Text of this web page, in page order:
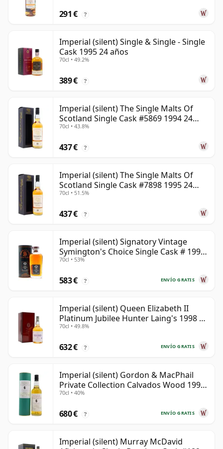
291 € ?
Imperial (silent) Single & Single - Single
Cask 1995 24 años
70cl • 49.2%
389 € ?
Imperial (silent) The Single Malts Of
Scotland Single Cask #5869 1994 24
años
70cl • 43.8%
437 € ?
Imperial (silent) The Single Malts Of
Scotland Single Cask #7898 1995 24
años
70cl • 51.5%
437 € ?
Imperial (silent) Signatory Vintage
Symington's Choice Single Cask # 1995
30 años
70cl • 53%
ENVÍO GRATIS
583 € ?
Imperial (silent) Queen Elizabeth II
Platinum Jubilee Hunter Laing's 1998 23
años
70cl • 49.8%
ENVÍO GRATIS
632 € ?
Imperial (silent) Gordon & MacPhail
Private Collection Calvados Wood 1990
9 años
70cl • 40%
ENVÍO GRATIS
680 € ?
Imperial (silent) Murray McDavid